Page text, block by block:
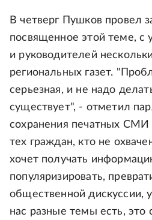
В четверг Пушков провел
посвященное этой теме, с
и руководителей
региональных газет.
серьезная, и не надо
существует", - отметил
сохранения печатных СМИ
тех граждан, кто не
хочет получать
популяризировать,
общественной дискуссии,
нас разные темы есть,